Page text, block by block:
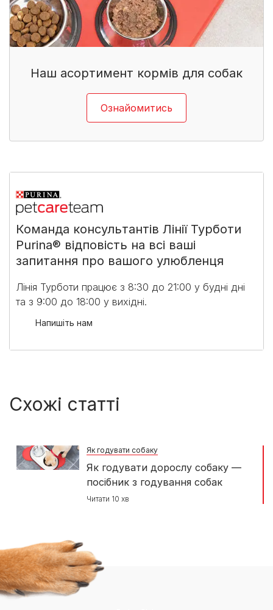
Наш асортимент кормів для собак​
Ознайомитись
Команда консультантів Лінії Турботи
Purina® відповість на всі ваші
запитання про вашого улюбленця
Лінія Турботи працює з 8:30 до 21:00 у будні дні
та з 9:00 до 18:00 у вихідні.​
Напишіть нам
Схожі статті
Як годувати собаку
Як годувати дорослу собаку —
посібник з годування собак
Читати 10 хв